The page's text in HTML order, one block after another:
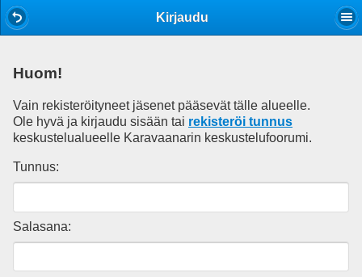
Kirjaudu
Huom!
Vain rekisteröityneet jäsenet pääsevät tälle alueelle.
Ole hyvä ja kirjaudu sisään tai rekisteröi tunnus
keskustelualueelle Karavaanarin keskustelufoorumi.
Tunnus:
Salasana: